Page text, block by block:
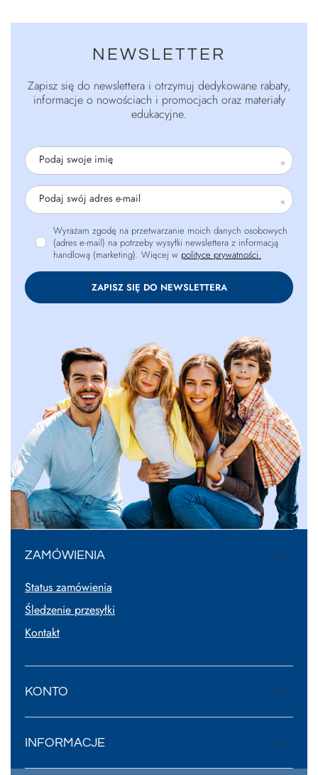
NEWSLETTER
Zapisz się do newslettera i otrzymuj dedykowane rabaty,
informacje o nowościach i promocjach oraz materiały
edukacyjne.
Podaj swoje imię
Podaj swój adres e-mail
Wyrażam zgodę na przetwarzanie moich danych osobowych
(adres e-mail) na potrzeby wysyłki newslettera z informacją
handlową (marketing). Więcej w polityce prywatności.
ZAPISZ SIĘ DO NEWSLETTERA
ZAMÓWIENIA
Status zamówienia
Śledzenie przesyłki
Kontakt
KONTO
INFORMACJE